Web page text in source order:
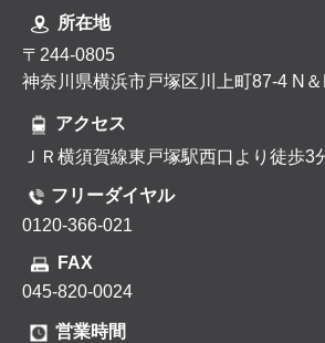
所在地
〒244-0805
神奈川県横浜市戸塚区川上町87-4 N
アクセス
ＪＲ横須賀線東戸塚駅西口より徒歩3
フリーダイヤル
0120-366-021
FAX
045-820-0024
営業時間